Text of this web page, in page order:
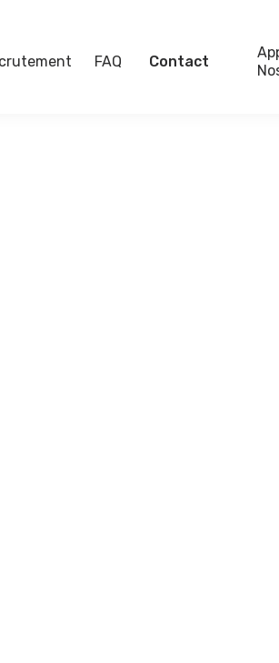
FAQ Contact